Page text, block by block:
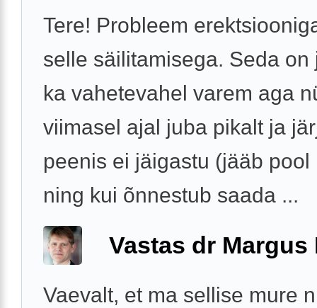
Tere! Probleem
selle säilitamisega. Seda on
ka vahetevahel varem aga
viimasel ajal juba pikalt ja
peenis ei jäigastu (jääb pool
ning kui õnnestub saada ...
Vastas dr Margus
Vaevalt, et ma sellise mure